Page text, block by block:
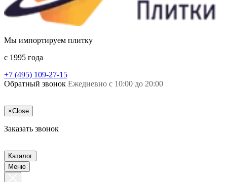
Мы импортируем плитку
c 1995 года
+7 (495) 109-27-15
Обратный звонок Ежедневно с 10:00 до 20:00
×Close
Заказать звонок
Каталог
Меню